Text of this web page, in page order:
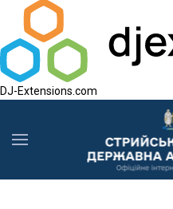
DJ-Extensions.com